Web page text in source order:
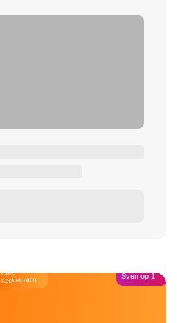
Café
Kockelmann Sven op 1